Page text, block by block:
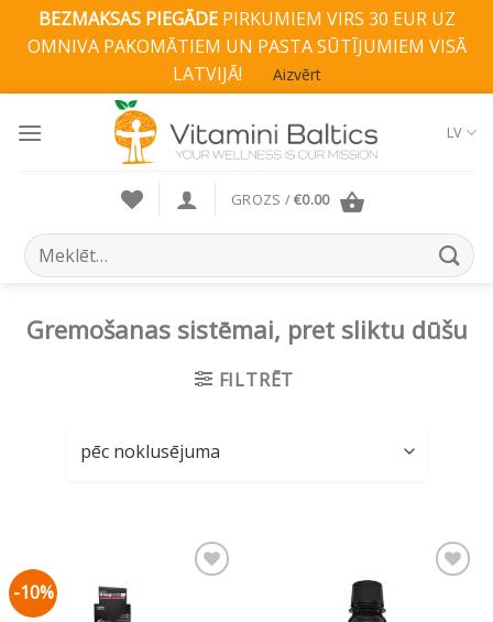
BEZMAKSAS PIEGĀDEPIRKUMIEM VIRS 30 EUR UZ
OMNIVA PAKOMĀTIEM UN PASTA SŪTĪJUMIEM VISĀ
LATVIJĀ!
Aizvērt
LV
GROZS /€0.00
Search
for:
Gremošanas sistēmai, pret sliktu dūšu
FILTRĒT
-10%
Pievienot vēlmju
Pievienot vēlmju
sarakstam